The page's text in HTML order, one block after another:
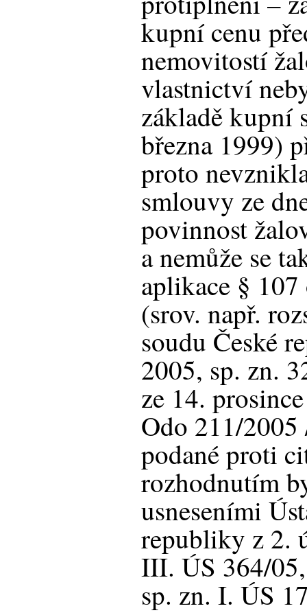
kupní cenu
nemovitostí
vlastnictví
základě kupní
března 1999)
proto
smlouvy ze
povinnost
a nemůže se
aplikace §
(srov. např.
soudu České
2005, sp. zn.
ze 14.
Odo 211/
podané proti
rozhodnutím
usneseními
republiky z 2.
III. ÚS 364/
sp. zn. I. ÚS